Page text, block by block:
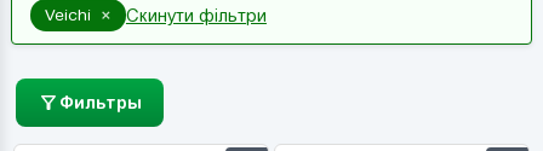
Veichi × Скинути фільтри
Фильтры